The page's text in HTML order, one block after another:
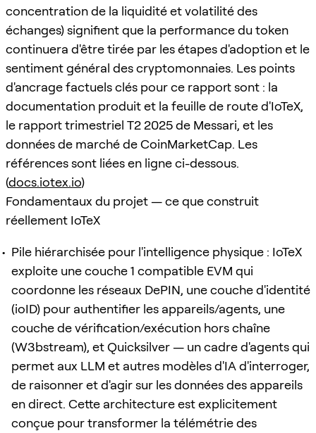
concentration de la liquidité et volatilité des
échanges) signifient que la performance du token
continuera d'être tirée par les étapes d'adoption et le
sentiment général des cryptomonnaies. Les points
d'ancrage factuels clés pour ce rapport sont : la
documentation produit et la feuille de route d'IoTeX,
le rapport trimestriel T2 2025 de Messari, et les
données de marché de CoinMarketCap. Les
références sont liées en ligne ci-dessous.
(docs.iotex.io)
Fondamentaux du projet — ce que construit
réellement IoTeX
Pile hiérarchisée pour l'intelligence physique : IoTeX
exploite une couche 1 compatible EVM qui
coordonne les réseaux DePIN, une couche d'identité
(ioID) pour authentifier les appareils/agents, une
couche de vérification/exécution hors chaîne
(W3bstream), et Quicksilver — un cadre d'agents qui
permet aux LLM et autres modèles d'IA d'interroger,
de raisonner et d'agir sur les données des appareils
en direct. Cette architecture est explicitement
conçue pour transformer la télémétrie des